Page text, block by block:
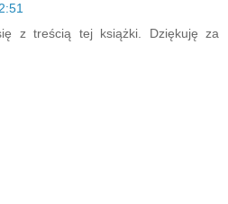
z treścią tej książki. Dziękuję za